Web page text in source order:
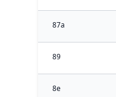
87a
89
8e